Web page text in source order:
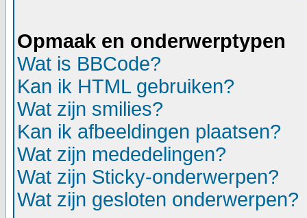
Opmaak en onderwerptypen
Wat is BBCode?
Kan ik HTML gebruiken?
Wat zijn smilies?
Kan ik afbeeldingen plaatsen?
Wat zijn mededelingen?
Wat zijn Sticky-onderwerpen?
Wat zijn gesloten onderwerpen?